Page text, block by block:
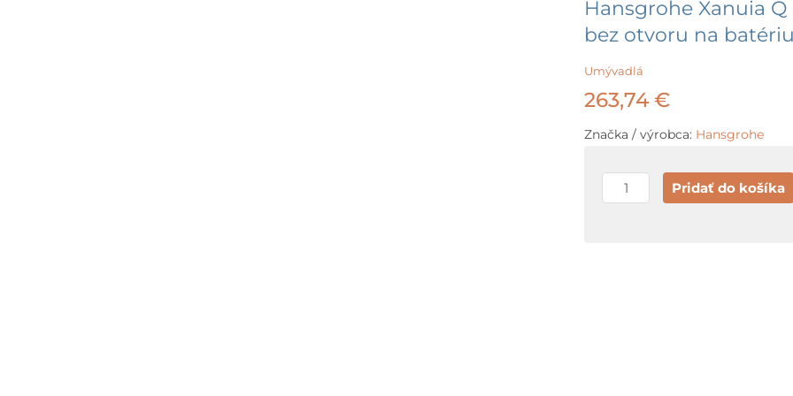
Hansgrohe Xanuia
bez otvoru na
Umývadlá
263,74 €
Značka / výrobca: Hansgrohe
množstvo
Hansgrohe
Pridať do košíka